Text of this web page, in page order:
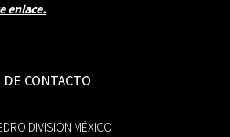
enlace.
CONTACTO
DIVISIÓN MÉXICO